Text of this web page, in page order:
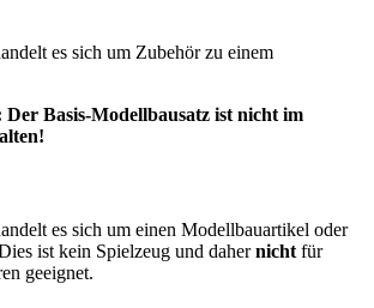
es sich um Zubehör zu einem
Basis-Modellbausatz ist nicht im
es sich um einen Modellbauartikel oder
ist kein Spielzeug und dahernicht für
geeignet.